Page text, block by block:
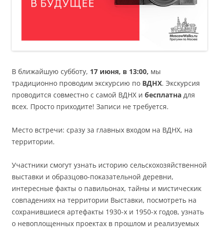
В ближайшую субботу, 17 июня, в 13:00, мы
традиционно проводим экскурсию по ВДНХ. Экскурсия
проводится совместно с самой ВДНХ и бесплатна для
всех. Просто приходите! Записи не требуется.
Место встречи: сразу за главных входом на ВДНХ, на
территории.
Участники смогут узнать историю сельскохозяйственной
выставки и образцово-показательной деревни,
интересные факты о павильонах, тайны и мистическик
совпадениях на территории Выставки, посмотреть на
сохранившиеся артефакты 1930-х и 1950-х годов, узнать
о невоплощенных проектах в прошлом и реализуемых